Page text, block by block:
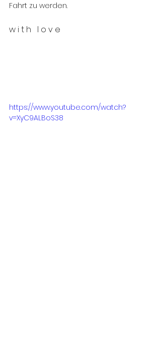
Fahrt zu werden.
w i t h   l o v e
https://www.youtube.com/watch?
v=XyC9ALBoS38